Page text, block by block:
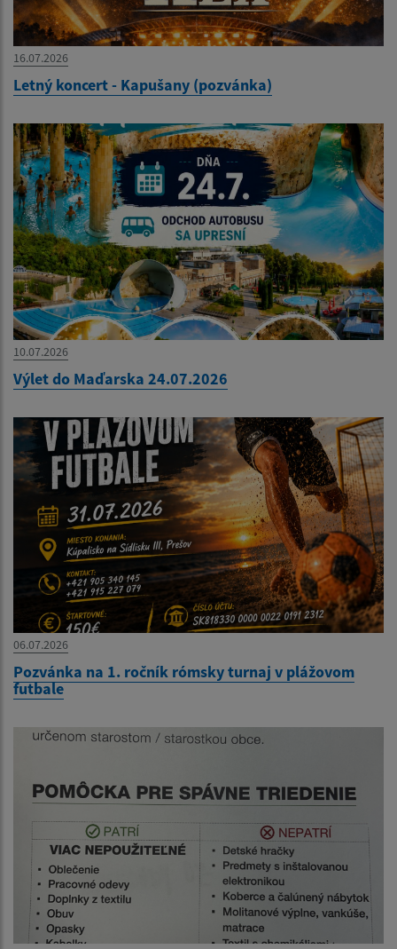
16.07.2026
Letný koncert - Kapušany (pozvánka)
10.07.2026
Výlet do Maďarska 24.07.2026
06.07.2026
Pozvánka na 1. ročník rómsky turnaj v plážovom
futbale